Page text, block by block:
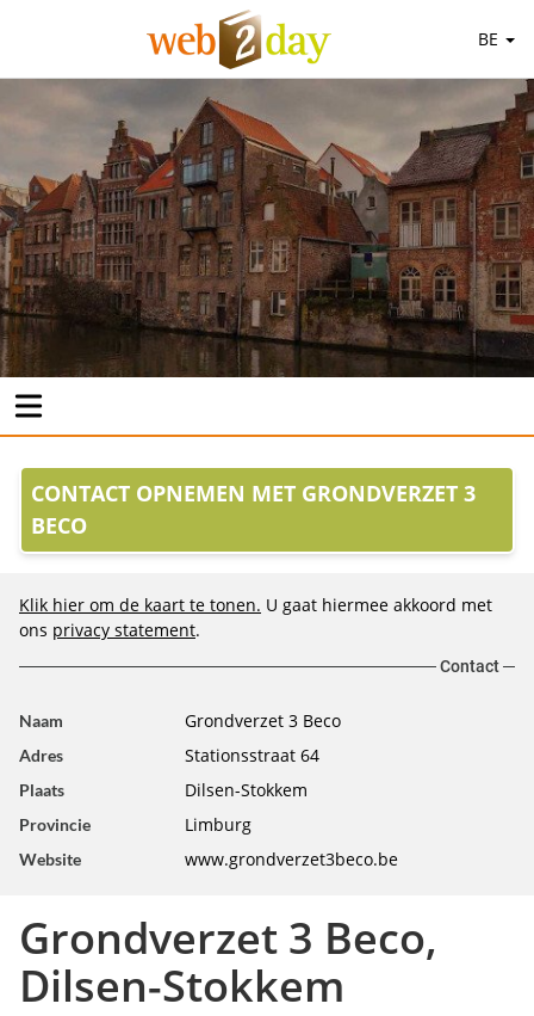
BE
CONTACT OPNEMEN MET GRONDVERZET 3
BECO
Klik hier om de kaart te tonen. U gaat hiermee akkoord met
ons privacy statement.
Contact
Naam Grondverzet 3 Beco
Adres Stationsstraat 64
Plaats Dilsen-Stokkem
Provincie Limburg
Website www.grondverzet3beco.be
Grondverzet 3 Beco,
Dilsen-Stokkem